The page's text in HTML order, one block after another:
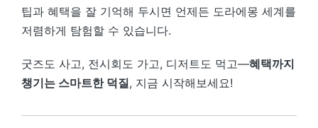
팁과 혜택을 잘 기억해 두시면 언제든 도라에몽 세계를
저렴하게 탐험할 수 있습니다.
굿즈도 사고, 전시회도 가고, 디저트도 먹고—혜택까지
챙기는 스마트한 덕질, 지금 시작해보세요!